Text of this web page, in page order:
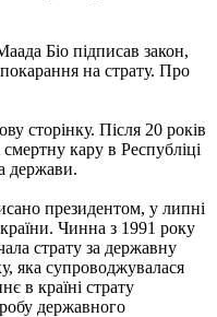
Біо підписав закон,
покарання на страту. Про
сторінку. Після 20 років
кару в Республіці
держави.
президентом, у липні
Чинна з 1991 року
страту за державну
яка супроводжувалася
в країні страту
державного